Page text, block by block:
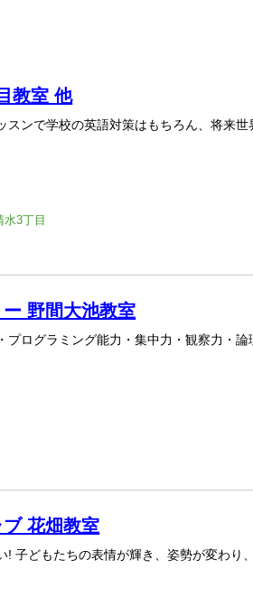
教室 他
スンで学校の英語対策はもちろん、将来
3丁目
野間大池教室
プログラミング能力・集中力・観察力・
花畑教室
! 子どもたちの表情が輝き、姿勢が変わり